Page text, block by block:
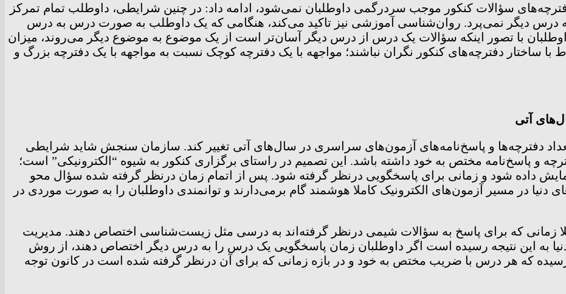
دفترچه‌های سؤالات کنکور موجب سردرگمی داوطلبان نمی‌شود، ادامه داد: در چنین شرایطی، داوطلب تمام تمرکز
درس دیگر نمی‌پرد. روان‌شناسی آموزشی نیز تاکید می‌کند، هنگامی که یک داوطلب به صورت درس به درس
با تصور اینکه سؤالات یک درس از درس دیگر آسان‌تر است از یک موضوع به موضوع دیگر می‌روند، میزان
با ساختار دفترچه‌های کنکور نگران نباشند؛ مواجهه با یک دفترچه کوچک نسبت به مواجهه با یک دفترچه بزرگ و
آتی
دفترچه‌ها و پاسخ‌نامه‌های آزمون‌های سراسری در سال‌های آتی تغییر کند. سازمان سنجش شاید شرایطی
و پاسخ‌نامه مختص به خود داشته باشد. این تصمیم در راستای برگزاری کنکور به شیوه “الکترونیکی” است؛
داده شود و زمانی برای پاسخگویی درنظر گرفته شود. پس از اتمام زمان درنظر گرفته شده سؤال محو
در مسیر آزمون‌های الکترونیک کاملا هوشمند گام برمی‌دارند و توانمندی داوطلبان را به صورت موردی در
زمانی که برای پاسخ به سؤالات شیمی درنظر گرفته‌اند به درسی مثل زیست‌شناسی اختصاص دهند. مدیریت
به این نتیجه رسیده است اگر داوطلبان زمان پاسخگویی یک درس را به درس دیگر اختصاص دهند، از روش
رسیده که هر درس با ضریب مختص به خود و در بازه زمانی که برای آن درنظر گرفته شده است در کانون توجه